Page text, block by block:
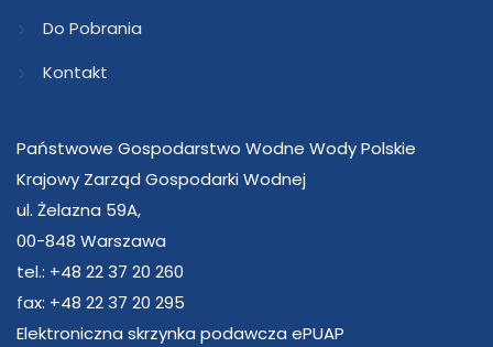
Do Pobrania
Kontakt
Państwowe Gospodarstwo Wodne Wody Polskie
Krajowy Zarząd Gospodarki Wodnej
ul. Żelazna 59A,
00-848 Warszawa
tel.: +48 22 37 20 260
fax: +48 22 37 20 295
Elektroniczna skrzynka podawcza ePUAP